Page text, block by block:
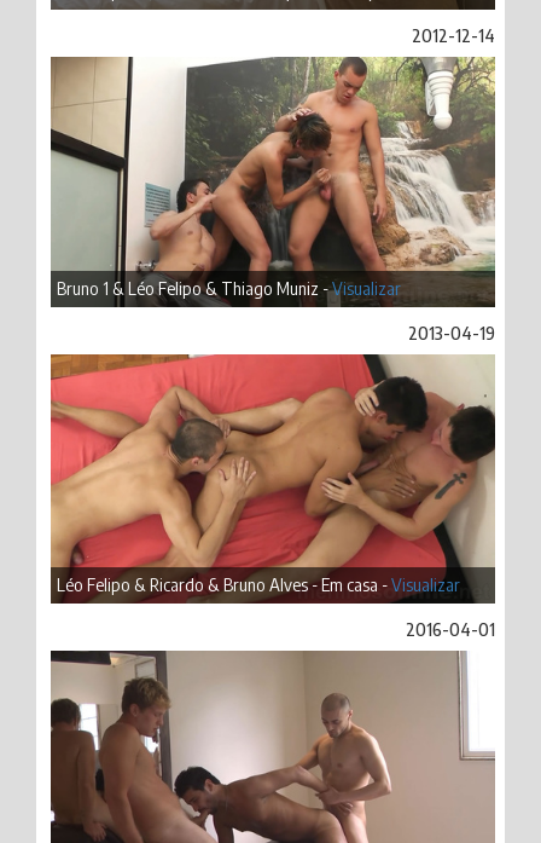
2012-12-14
Bruno 1 & Léo Felipo & Thiago Muniz -Visualizar
2013-04-19
Léo Felipo & Ricardo & Bruno Alves - Em casa -Visualizar
2016-04-01